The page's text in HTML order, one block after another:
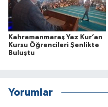
Kahramanmaraş Yaz Kur’an
Kursu Öğrencileri Şenlikte
Buluştu
Yorumlar